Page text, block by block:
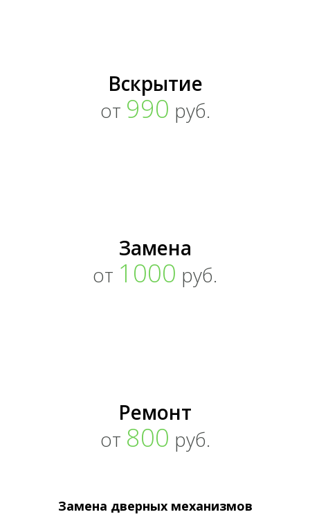
Вскрытие
от 990 руб.
Замена
от 1000 руб.
Ремонт
от 800 руб.
Замена дверных механизмов